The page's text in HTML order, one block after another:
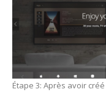
Étape 3: Après avoir